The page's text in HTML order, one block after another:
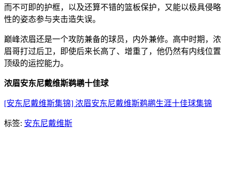
而不可即的护框，以及还算不错的篮板保护，又能以极具侵略
性的姿态参与夹击造失误。
巅峰浓眉还是一个攻防兼备的球员，内外兼修。高中时期，浓
眉哥打过后卫，即使后来长高了、增重了，他仍然有内线位置
顶级的运控能力。
浓眉安东尼戴维斯鹈鹕十佳球
[安东尼戴维斯集锦] 浓眉安东尼戴维斯鹈鹕生涯十佳球集锦
标签: 安东尼戴维斯